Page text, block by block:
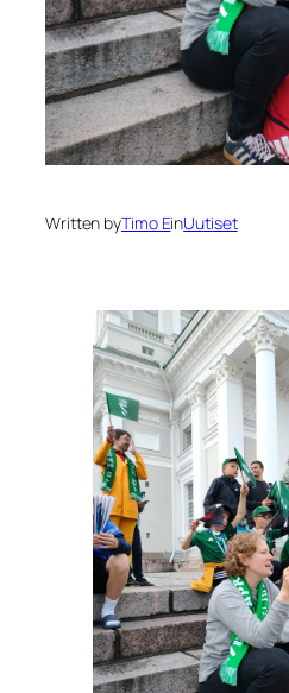
Written byTimo EinUutiset